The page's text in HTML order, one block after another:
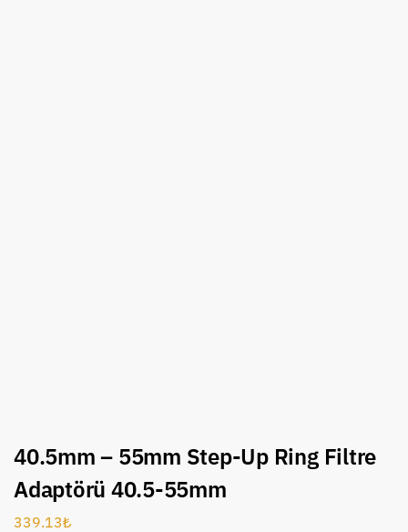
40.5mm – 55mm Step-Up Ring Filtre
Adaptörü 40.5-55mm
339.13₺